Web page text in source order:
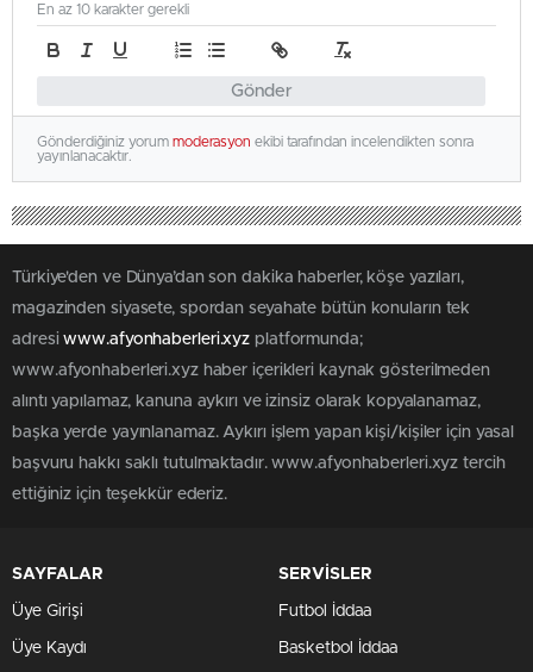
Gönder
En az 10 karakter gerekli
Gönderdiğiniz yorum moderasyon ekibi tarafından incelendikten sonra
yayınlanacaktır.
Türkiye'den ve Dünya’dan son dakika haberler, köşe yazıları,
magazinden siyasete, spordan seyahate bütün konuların tek
adresiwww.afyonhaberleri.xyz platformunda;
www.afyonhaberleri.xyz haber içerikleri kaynak gösterilmeden
alıntı yapılamaz, kanuna aykırı ve izinsiz olarak kopyalanamaz,
başka yerde yayınlanamaz. Aykırı işlem yapan kişi/kişiler için yasal
başvuru hakkı saklı tutulmaktadır. www.afyonhaberleri.xyz tercih
ettiğiniz için teşekkür ederiz.
SAYFALAR
Üye Girişi
Üye Kaydı
SERVİSLER
Futbol İddaa
Basketbol İddaa